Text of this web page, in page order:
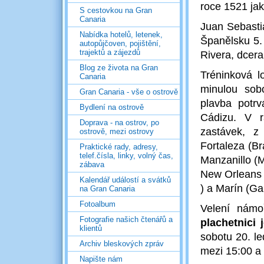
S cestovkou na Gran
Canaria
Nabídka hotelů, letenek,
autopůjčoven, pojištění,
trajektů a zájezdů
Blog ze života na Gran
Canaria
Gran Canaria - vše o ostrově
Bydlení na ostrově
Doprava - na ostrov, po
ostrově, mezi ostrovy
Praktické rady, adresy,
telef.čísla, linky, volný čas,
zábava
Kalendář událostí a svátků
na Gran Canaria
Fotoalbum
Fotografie našich čtenářů a
klientů
Archiv bleskových zpráv
Napište nám
roce 1521
Juan
Španělsku
Rivera,
Tréninková
minulou
plavba
Cádizu. V
zastávek,
Fortaleza
Manzanillo
New
) a Marín
Velení
plachetnici
sobotu 20.
mezi 15:00